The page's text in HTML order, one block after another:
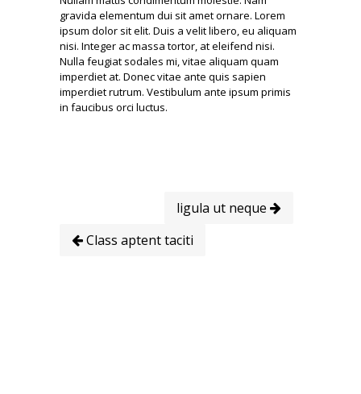
gravida elementum dui sit amet ornare. Lorem
ipsum dolor sit elit. Duis a velit libero, eu aliquam
nisi. Integer ac massa tortor, at eleifend nisi.
Nulla feugiat sodales mi, vitae aliquam quam
imperdiet at. Donec vitae ante quis sapien
imperdiet rutrum. Vestibulum ante ipsum primis
in faucibus orci luctus.
ligula ut neque
Class aptent taciti